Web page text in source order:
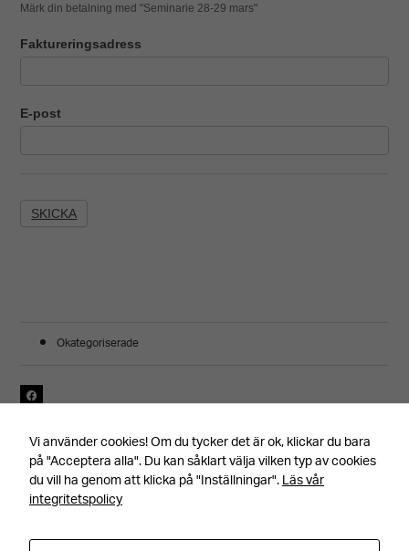
Märk din betalning med "Seminarie 28-29 mars"
Faktureringsadress
E-post
Okategoriserade
Vi använder cookies! Om du tycker det är ok, klickar du bara
på "Acceptera alla". Du kan såklart välja vilken typ av cookies
du vill ha genom att klicka på "Inställningar".Läs vår
integritetspolicy